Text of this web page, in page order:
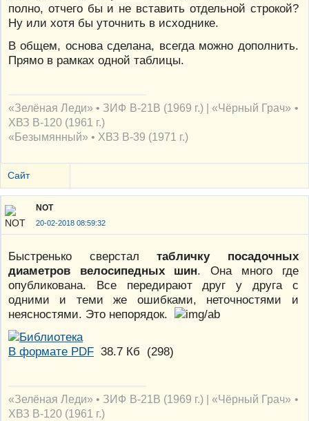
полно, отчего бы и не вставить отдельной строкой?
Ну или хотя бы уточнить в исходнике.
В общем, основа сделана, всегда можно дополнить.
Прямо в рамках одной таблицы.
«Зелёная Леди» • ЗИФ В-21В (1969 г.) | «Чёрный Грач» •
ХВЗ В-120 (1961 г.)
«Безымянный» • ХВЗ В-39 (1971 г.)
Сайт
NOT
20-02-2018 08:59:32
Быстренько сверсталтабличку посадочных
диаметров велосипедных шин. Она много где
опубликована. Все передирают друг у друга с
одними и теми же ошибками, неточностями и
неясностями. Это непорядок.
В формате PDF 38.7 Кб (298)
«Зелёная Леди» • ЗИФ В-21В (1969 г.) | «Чёрный Грач» •
ХВЗ В-120 (1961 г.)